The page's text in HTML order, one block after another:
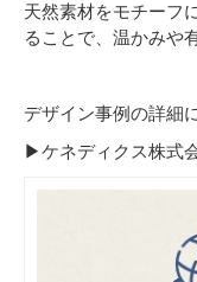
天然素材をモチーフ
ることで、温かみや
デザイン事例の詳細
▶ケネディクス株式